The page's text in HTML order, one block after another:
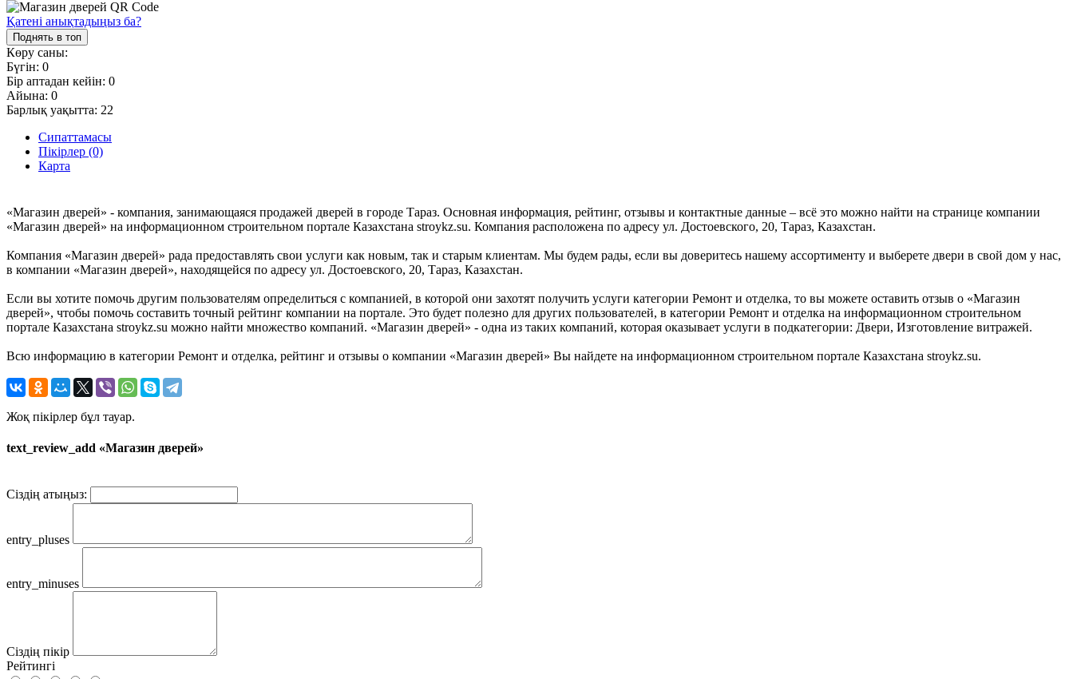
Қатені анықтадыңыз ба?
Поднять в топ
Көру саны:
Бүгін: 0
Бір аптадан кейін: 0
Айына: 0
Барлық уақытта: 22
Сипаттамасы
Пікірлер (0)
Карта
«Магазин дверей» - компания, занимающаяся продажей дверей в городе Тараз. Основная информация, рейтинг, отзывы и контактные данные – всё это можно найти на странице компании
«Магазин дверей» на информационном строительном портале Казахстана stroykz.su. Компания расположена по адресу ул. Достоевского, 20, Тараз, Казахстан.
Компания «Магазин дверей» рада предоставлять свои услуги как новым, так и старым клиентам. Мы будем рады, если вы доверитесь нашему ассортименту и выберете двери в свой дом у нас,
в компании «Магазин дверей», находящейся по адресу ул. Достоевского, 20, Тараз, Казахстан.
Если вы хотите помочь другим пользователям определиться с компанией, в которой они захотят получить услуги категории Ремонт и отделка, то вы можете оставить отзыв о «Магазин
дверей», чтобы помочь составить точный рейтинг компании на портале. Это будет полезно для других пользователей, в категории Ремонт и отделка на информационном строительном
портале Казахстана stroykz.su можно найти множество компаний. «Магазин дверей» - одна из таких компаний, которая оказывает услуги в подкатегории: Двери, Изготовление витражей.
Всю информацию в категории Ремонт и отделка, рейтинг и отзывы о компании «Магазин дверей» Вы найдете на информационном строительном портале Казахстана stroykz.su.
Жоқ пікірлер бұл тауар.
text_review_add «Магазин дверей»
Сіздің атыңыз:
entry_pluses
entry_minuses
Сіздің пікір
Рейтингі